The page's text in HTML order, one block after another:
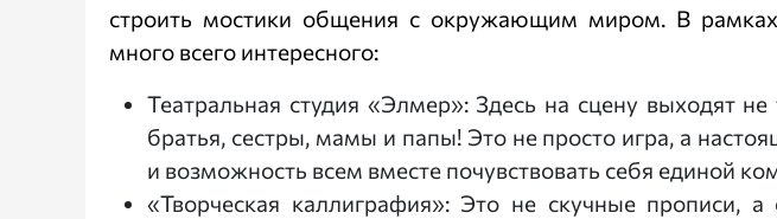
строить мостики общения с окружающим миром. В рамках
много всего интересного:
Театральная студия «Элмер»: Здесь на сцену выходят
братья, сестры, мамы и папы! Это не просто игра, а
и возможность всем вместе почувствовать себя единой
«Творческая каллиграфия»: Это не скучные прописи, а